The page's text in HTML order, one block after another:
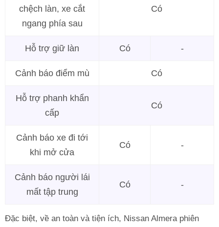
chệch làn, xe cắt
ngang phía sau
Có
Hỗ trợ giữ làn Có -
Cảnh báo điểm mù Có
Hỗ trợ phanh khẩn
cấp
Có
Cảnh báo xe đi tới
khi mở cửa
Có -
Cảnh báo người lái
mất tập trung
Có -
Đặc biệt, về an toàn và tiện ích, Nissan Almera phiên